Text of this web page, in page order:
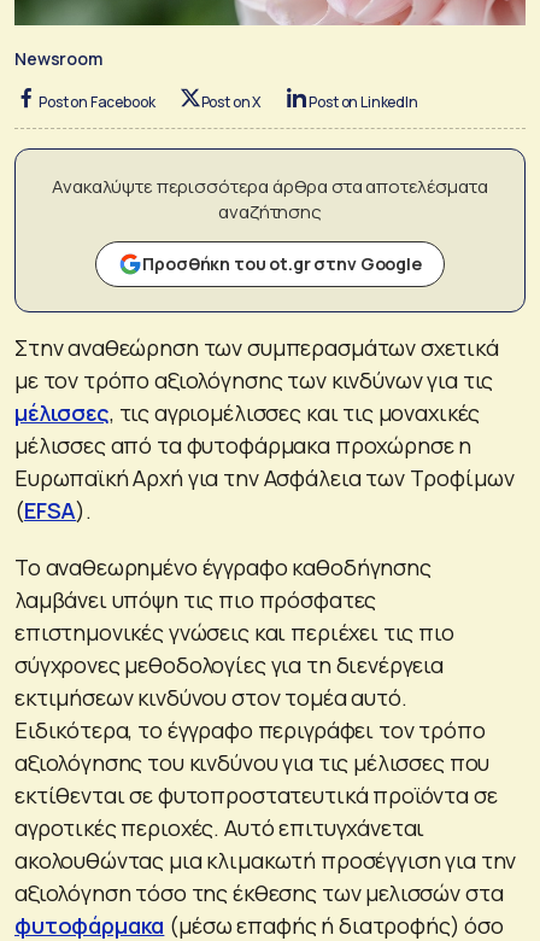
Newsroom
Post on Facebook Post on X Post on LinkedIn
Ανακαλύψτε περισσότερα άρθρα στα αποτελέσματα
αναζήτησης
Προσθήκη του ot.gr στην Google
Στην αναθεώρηση των συμπερασμάτων σχετικά
με τον τρόπο αξιολόγησης των κινδύνων για τις
μέλισσες, τις αγριομέλισσες και τις μοναχικές
μέλισσες από τα φυτοφάρμακα προχώρησε η
Ευρωπαϊκή Αρχή για την Ασφάλεια των Τροφίμων
(EFSA).
Το αναθεωρημένο έγγραφο καθοδήγησης
λαμβάνει υπόψη τις πιο πρόσφατες
επιστημονικές γνώσεις και περιέχει τις πιο
σύγχρονες μεθοδολογίες για τη διενέργεια
εκτιμήσεων κινδύνου στον τομέα αυτό.
Ειδικότερα, το έγγραφο περιγράφει τον τρόπο
αξιολόγησης του κινδύνου για τις μέλισσες που
εκτίθενται σε φυτοπροστατευτικά προϊόντα σε
αγροτικές περιοχές. Αυτό επιτυγχάνεται
ακολουθώντας μια κλιμακωτή προσέγγιση για την
αξιολόγηση τόσο της έκθεσης των μελισσών στα
φυτοφάρμακα (μέσω επαφής ή διατροφής) όσο